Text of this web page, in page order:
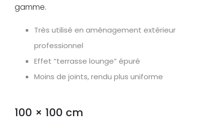
gamme.
Très utilisé en aménagement extérieur
professionnel
Effet “terrasse lounge” épuré
Moins de joints, rendu plus uniforme
100 × 100 cm